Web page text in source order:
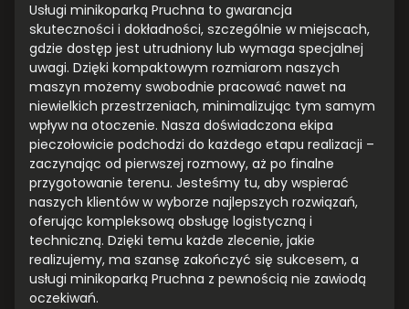
Usługi minikoparką Pruchna to gwarancja
skuteczności i dokładności, szczególnie w miejscach,
gdzie dostęp jest utrudniony lub wymaga specjalnej
uwagi. Dzięki kompaktowym rozmiarom naszych
maszyn możemy swobodnie pracować nawet na
niewielkich przestrzeniach, minimalizując tym samym
wpływ na otoczenie. Nasza doświadczona ekipa
pieczołowicie podchodzi do każdego etapu realizacji –
zaczynając od pierwszej rozmowy, aż po finalne
przygotowanie terenu. Jesteśmy tu, aby wspierać
naszych klientów w wyborze najlepszych rozwiązań,
oferując kompleksową obsługę logistyczną i
techniczną. Dzięki temu każde zlecenie, jakie
realizujemy, ma szansę zakończyć się sukcesem, a
usługi minikoparką Pruchna z pewnością nie zawiodą
oczekiwań.